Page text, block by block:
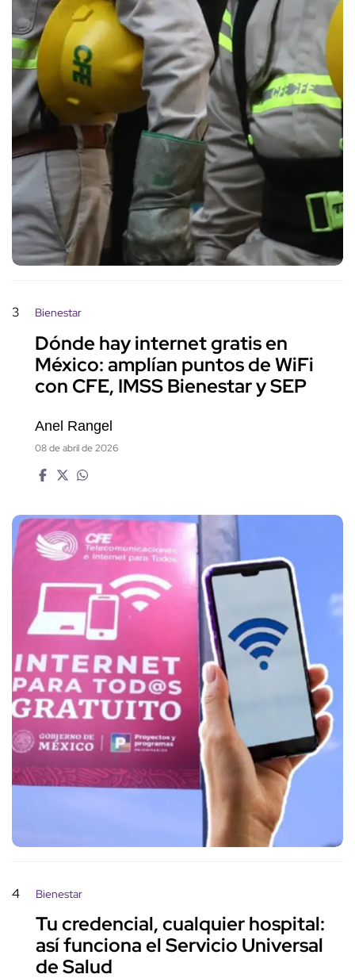
3 Bienestar
Dónde hay internet gratis en
México: amplían puntos de WiFi
con CFE, IMSS Bienestar y SEP
Anel Rangel
08 de abril de 2026
4 Bienestar
Tu credencial, cualquier hospital:
así funciona el Servicio Universal
de Salud